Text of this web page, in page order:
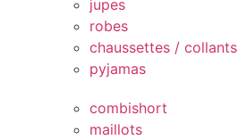
jupes
robes
chaussettes / collants
pyjamas
combishort
maillots